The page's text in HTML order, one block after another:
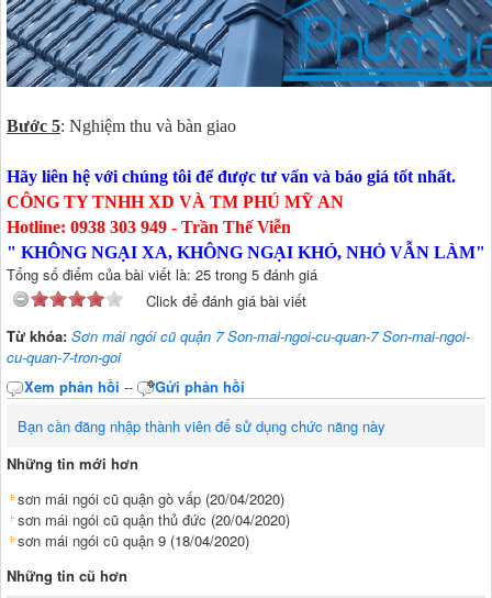
Bước 5: Nghiệm thu và bàn giao
Hãy liên hệ với chúng tôi để được tư vấn và báo giá tốt nhất.
CÔNG TY TNHH XD VÀ TM PHÚ MỸ AN
Hotline: 0938 303 949 - Trần Thế Viễn
" KHÔNG NGẠI XA, KHÔNG NGẠI KHÓ, NHỎ VẪN LÀM"
Tổng số điểm của bài viết là: 25 trong 5 đánh giá
Click để đánh giá bài viết
Từ khóa: Sơn mái ngói cũ quận 7 Son-mai-ngoi-cu-quan-7 Son-mai-ngoi-
cu-quan-7-tron-goi
Xem phản hồi --
Gửi phản hồi
Bạn cần đăng nhập thành viên để sử dụng chức năng này
Những tin mới hơn
sơn mái ngói cũ quận gò vấp (20/04/2020)
sơn mái ngói cũ quận thủ đức (20/04/2020)
sơn mái ngói cũ quận 9 (18/04/2020)
Những tin cũ hơn